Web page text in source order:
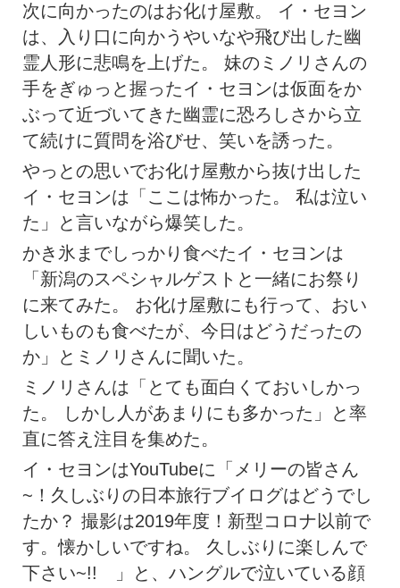
次に向かったのはお化け屋敷。 イ・セヨン
は、入り口に向かうやいなや飛び出した幽
霊人形に悲鳴を上げた。 妹のミノリさんの
手をぎゅっと握ったイ・セヨンは仮面をか
ぶって近づいてきた幽霊に恐ろしさから立
て続けに質問を浴びせ、笑いを誘った。
やっとの思いでお化け屋敷から抜け出した
イ・セヨンは「ここは怖かった。 私は泣い
た」と言いながら爆笑した。
かき氷までしっかり食べたイ・セヨンは
「新潟のスペシャルゲストと一緒にお祭り
に来てみた。 お化け屋敷にも行って、おい
しいものも食べたが、今日はどうだったの
か」とミノリさんに聞いた。
ミノリさんは「とても面白くておいしかっ
た。 しかし人があまりにも多かった」と率
直に答え注目を集めた。
イ・セヨンはYouTubeに「メリーの皆さん
~！久しぶりの日本旅行ブイログはどうでし
たか？ 撮影は2019年度！新型コロナ以前で
す。懐かしいですね。 久しぶりに楽しんで
下さい~!! 」と、ハングルで泣いている顔